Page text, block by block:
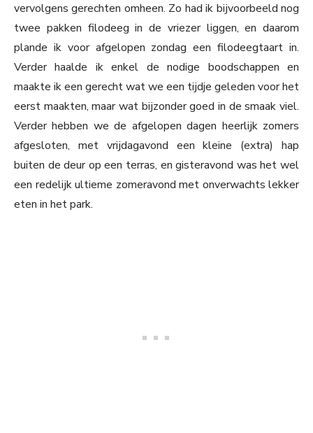
vervolgens gerechten omheen. Zo had ik bijvoorbeeld nog
twee pakken filodeeg in de vriezer liggen, en daarom
plande ik voor afgelopen zondag een filodeegtaart in.
Verder haalde ik enkel de nodige boodschappen en
maakte ik een gerecht wat we een tijdje geleden voor het
eerst maakten, maar wat bijzonder goed in de smaak viel.
Verder hebben we de afgelopen dagen heerlijk zomers
afgesloten, met vrijdagavond een kleine (extra) hap
buiten de deur op een terras, en gisteravond was het wel
een redelijk ultieme zomeravond met onverwachts lekker
eten in het park.